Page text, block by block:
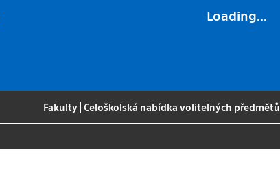
Loading...
Fakulty |Celoškolská nabídka volitelných předmětů